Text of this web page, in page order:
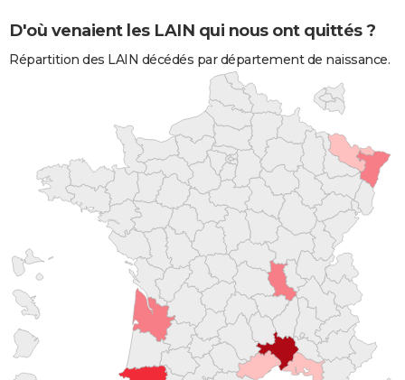
D'où venaient les LAIN qui nous ont quittés ?
Répartition des LAIN décédés par département de naissance.